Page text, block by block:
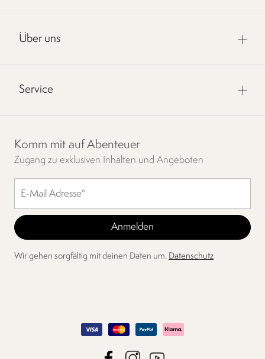
Über uns
Service
Komm mit auf Abenteuer
Zugang zu exklusiven Inhalten und Angeboten
Wir gehen sorgfältig mit deinen Daten um. Datenschutz